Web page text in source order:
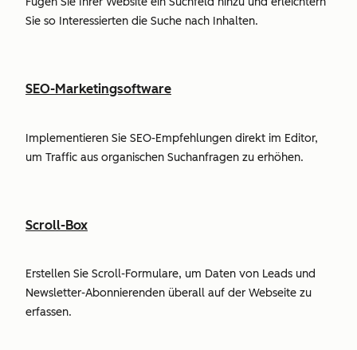
Sie so Interessierten die Suche nach Inhalten.
SEO-Marketingsoftware
Implementieren Sie SEO-Empfehlungen direkt im Editor,
um Traffic aus organischen Suchanfragen zu erhöhen.
Scroll-Box
Erstellen Sie Scroll-Formulare, um Daten von Leads und
Newsletter-Abonnierenden überall auf der Webseite zu
erfassen.